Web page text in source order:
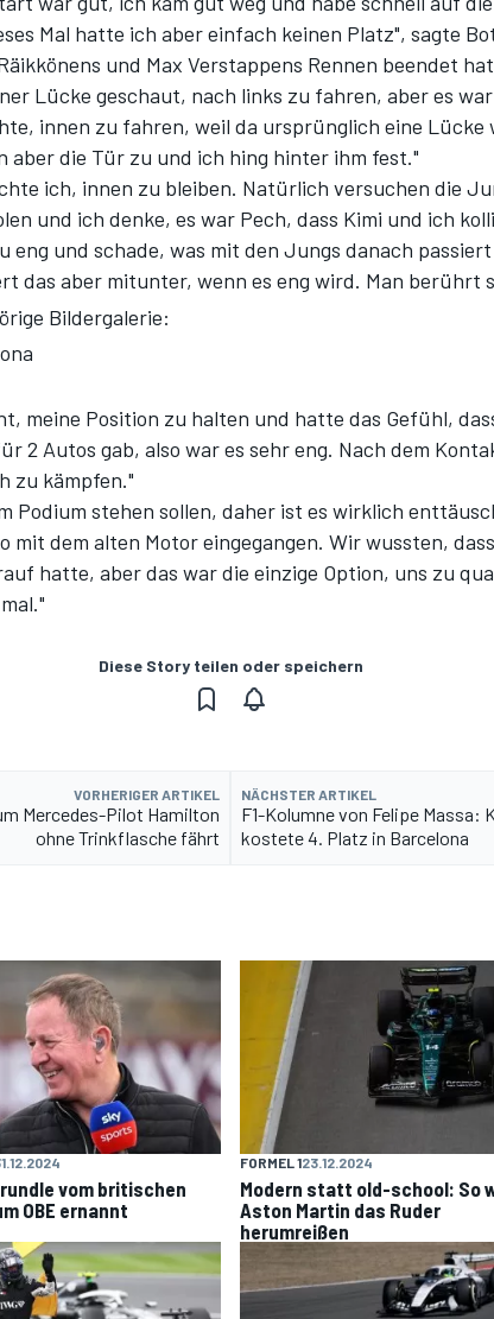
Mal hatte ich aber einfach keinen Platz", sagte
und Max Verstappens Rennen beendet
Lücke geschaut, nach links zu fahren, aber es
innen zu fahren, weil da ursprünglich eine Lücke
aber die Tür zu und ich hing hinter ihm fest."
ich, innen zu bleiben. Natürlich versuchen die
und ich denke, es war Pech, dass Kimi und ich
eng und schade, was mit den Jungs danach
das aber mitunter, wenn es eng wird. Man berührt
Bildergalerie:
meine Position zu halten und hatte das Gefühl,
2 Autos gab, also war es sehr eng. Nach dem
zu kämpfen."
Podium stehen sollen, daher ist es wirklich
mit dem alten Motor eingegangen. Wir wussten,
hatte, aber das war die einzige Option, uns zu
Diese Story teilen oder speichern
VORHERIGER ARTIKEL
Mercedes-Pilot Hamilton
ohne Trinkflasche fährt
NÄCHSTER ARTIKEL
F1-Kolumne von Felipe Massa:
kostete 4. Platz in Barcelona
vom britischen
OBE ernannt
FORMEL 123.12.2024
Modern statt old-school: So
Aston Martin das Ruder
herumreißen